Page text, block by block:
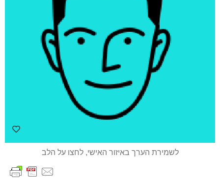
לשמירת הערך באיזור האישי, לחצו על הלב